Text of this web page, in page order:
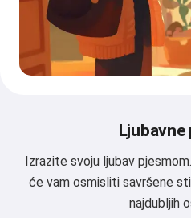
Ljubavne
Izrazite svoju ljubav
će vam osmisliti savršene
najdubljih